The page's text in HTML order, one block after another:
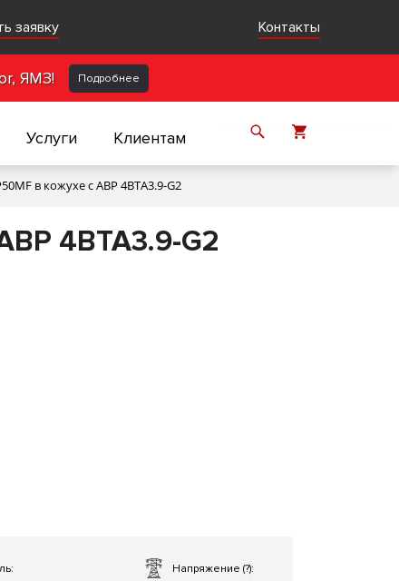
заявку Контакты
ЯМЗ! Подробнее
Услуги Клиентам
в кожухе с АВР 4BTA3.9-G2
4BTA3.9-G2
Напряжение(?):